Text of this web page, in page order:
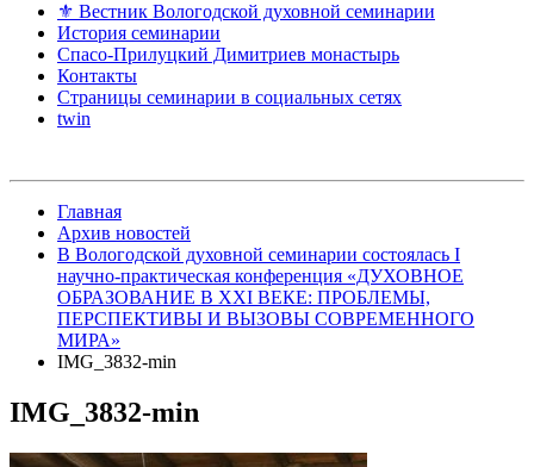
⚜ Вестник Вологодской духовной семинарии
История семинарии
Спасо-Прилуцкий Димитриев монастырь
Контакты
Страницы семинарии в социальных сетях
twin
Главная
Архив новостей
В Вологодской духовной семинарии состоялась I
научно-практическая конференция «ДУХОВНОЕ
ОБРАЗОВАНИЕ В XXI ВЕКЕ: ПРОБЛЕМЫ,
ПЕРСПЕКТИВЫ И ВЫЗОВЫ СОВРЕМЕННОГО
МИРА»
IMG_3832-min
IMG_3832-min